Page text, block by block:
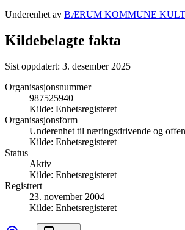
Underenhet av BÆRUM KOMMUNE
Kildebelagte fakta
Sist oppdatert: 3. desember 2025
Organisasjonsnummer
987525940
Kilde: Enhetsregisteret
Organisasjonsform
Underenhet til næringsdrivende og
Kilde: Enhetsregisteret
Status
Aktiv
Kilde: Enhetsregisteret
Registrert
23. november 2004
Kilde: Enhetsregisteret